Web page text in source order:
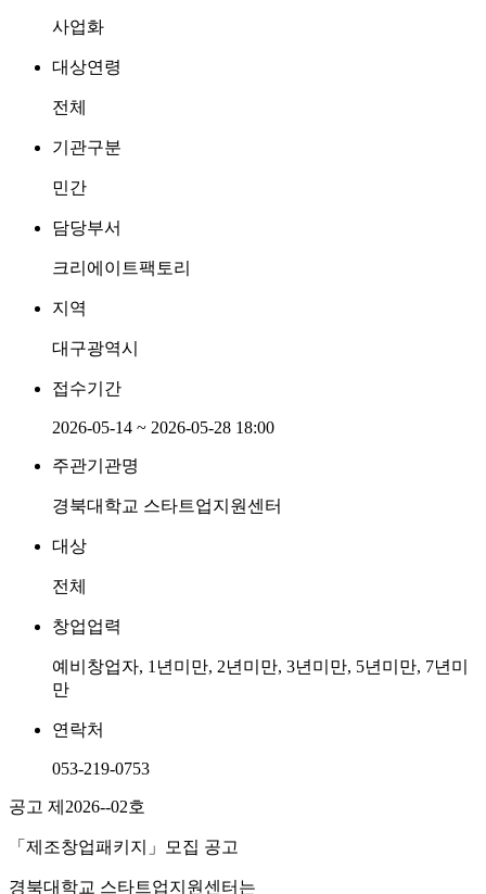
사업화
대상연령
전체
기관구분
민간
담당부서
크리에이트팩토리
지역
대구광역시
접수기간
2026-05-14 ~ 2026-05-28 18:00
주관기관명
경북대학교 스타트업지원센터
대상
전체
창업업력
예비창업자, 1년미만, 2년미만, 3년미만, 5년미만, 7년미
만
연락처
053-219-0753
공고 제2026--02호
「제조창업패키지」모집 공고
경북대학교 스타트업지원센터는